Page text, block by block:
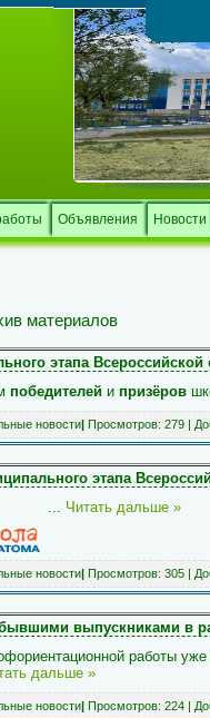
Объявления Новости
материалов
этапа
победителей и призёров
новости| Просмотров: 279 |
этапа
... Читать дальше »
новости| Просмотров: 305 |
бывшими выпускниками в
работы
дальше »
новости| Просмотров: 224 |